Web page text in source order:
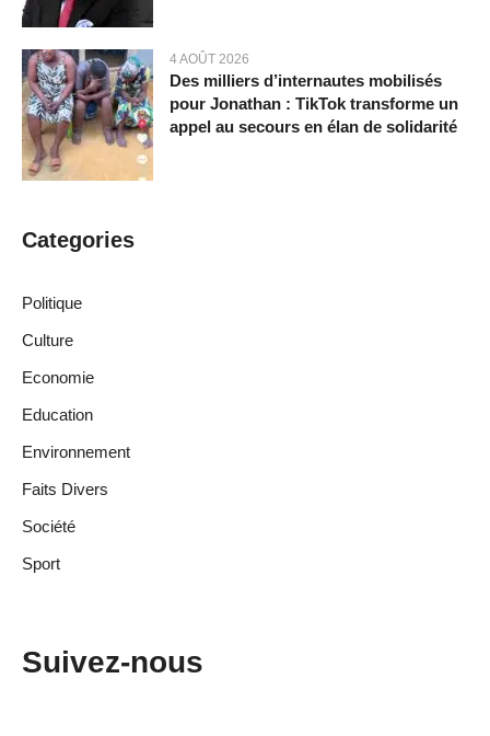
4 AOÛT 2026
Des milliers d’internautes mobilisés
pour Jonathan : TikTok transforme un
appel au secours en élan de solidarité
Categories
Politique
Culture
Economie
Education
Environnement
Faits Divers
Société
Sport
Suivez-nous